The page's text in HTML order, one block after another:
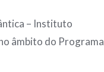
– Instituto
âmbito do Programa